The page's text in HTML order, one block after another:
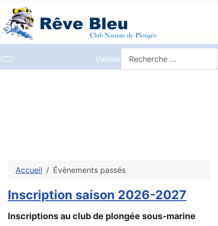
Valider
Accueil Évènements passés
Inscription saison 2026-2027
Inscriptions au club de plongée sous-marine